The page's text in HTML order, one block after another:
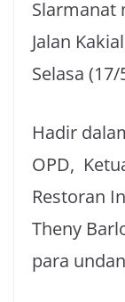
Slarmanat
Jalan
Selasa
Hadir
OPD,
Restoran
Theny
para